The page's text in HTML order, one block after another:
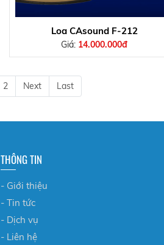
Loa CAsound F-212
Giá: 14.000.000đ
2 Next Last
THÔNG TIN
- Giới thiệu
- Tin tức
- Dịch vụ
- Liên hệ